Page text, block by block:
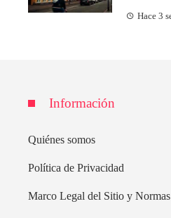
Hace 3
Información
Quiénes somos
Política de Privacidad
Marco Legal del Sitio y